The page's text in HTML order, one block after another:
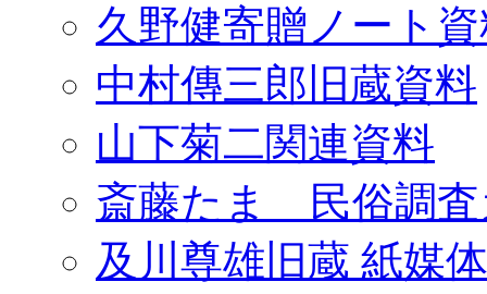
久野健寄贈ノート
中村傳三郎旧蔵資料
山下菊二関連資料
斎藤たま 民俗調査
及川尊雄旧蔵 紙媒